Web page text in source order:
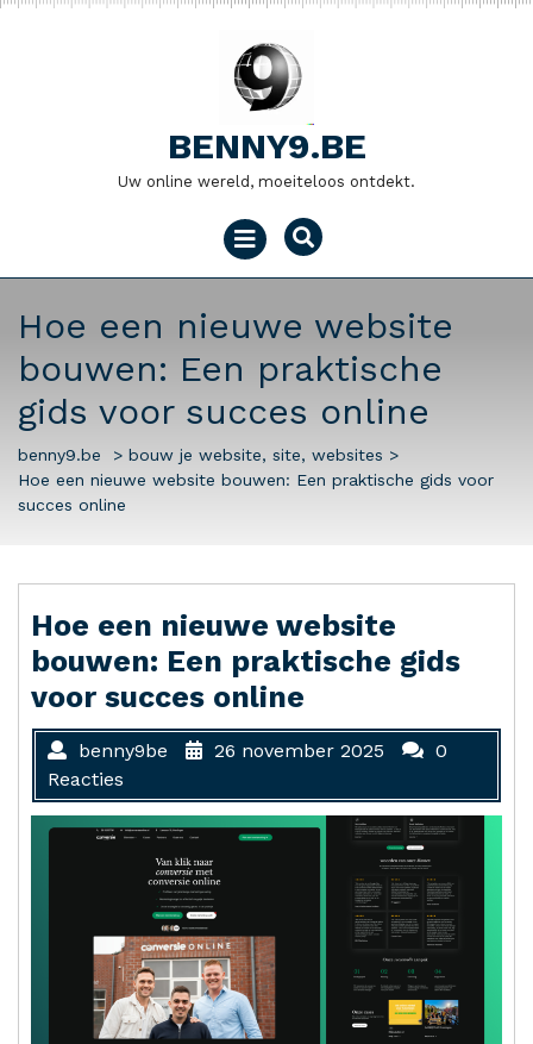
Naar
BENNY9.BE
Uw online wereld, moeiteloos ontdekt.
Menu
openen
Hoe een nieuwe website
bouwen: Een praktische
gids voor succes online
benny9.be > bouw je website, site, websites >
Hoe een nieuwe website bouwen: Een praktische gids voor
succes online
Hoe een nieuwe website
bouwen: Een praktische gids
voor succes online
benny9be 26 november 2025
0
Reacties